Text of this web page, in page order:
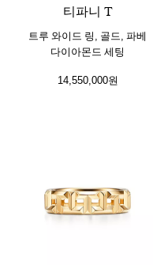
티파니 T
트루 와이드 링, 골드, 파베
다이아몬드 세팅
14,550,000원